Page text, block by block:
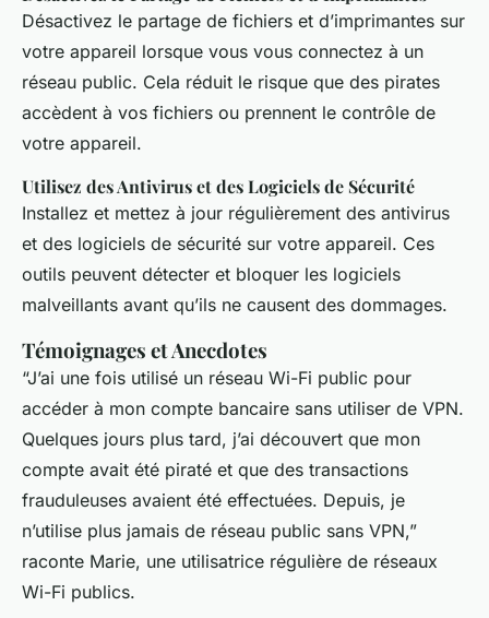
Désactivez le partage de fichiers et d’imprimantes sur
votre appareil lorsque vous vous connectez à un
réseau public. Cela réduit le risque que des pirates
accèdent à vos fichiers ou prennent le contrôle de
votre appareil.
Utilisez des Antivirus et des Logiciels de Sécurité
Installez et mettez à jour régulièrement des antivirus
et des logiciels de sécurité sur votre appareil. Ces
outils peuvent détecter et bloquer les logiciels
malveillants avant qu’ils ne causent des dommages.
Témoignages et Anecdotes
“J’ai une fois utilisé un réseau Wi-Fi public pour
accéder à mon compte bancaire sans utiliser de VPN.
Quelques jours plus tard, j’ai découvert que mon
compte avait été piraté et que des transactions
frauduleuses avaient été effectuées. Depuis, je
n’utilise plus jamais de réseau public sans VPN,”
raconte Marie, une utilisatrice régulière de réseaux
Wi-Fi publics.